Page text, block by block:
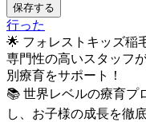
保存する
行った
🌟 フォレストキッズ稲
専門性の高いスタッフ
別療育をサポート！
📚 世界レベルの療育プ
し、お子様の成長を徹